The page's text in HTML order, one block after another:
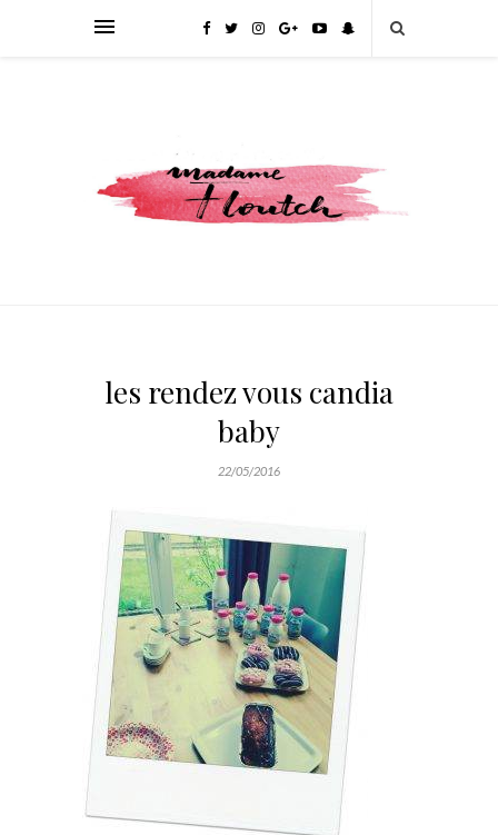
les rendez vous candia
baby
22/05/2016